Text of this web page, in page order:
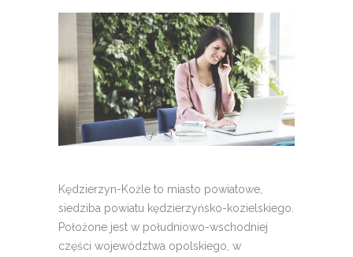
Kędzierzyn-Koźle to miasto powiatowe,
siedziba powiatu kędzierzyńsko-kozielskiego.
Położone jest w południowo-wschodniej
części województwa opolskiego, w